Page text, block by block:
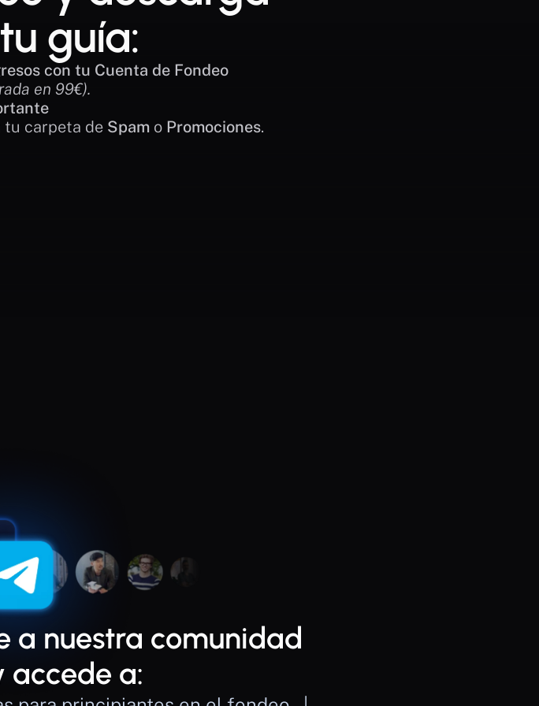
guía:
con tu Cuenta de Fondeo
en 99€).
tu carpeta de Spam o Promociones.
a nuestra comunidad
a: